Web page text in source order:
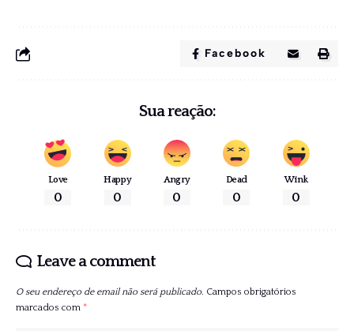
Facebook
Sua reação:
Love
0
Happy
0
Angry
0
Dead
0
Wink
0
Leave a comment
O seu endereço de email não será publicado. Campos obrigatórios
marcados com *